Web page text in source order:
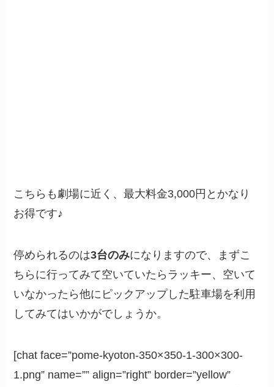
こちらも劇場に近く、最大料金3,000円とかなり
お得です♪
停められるのは3台のみになりますので、まずこ
ちらに行ってみて空いていたらラッキー、空いて
いなかったら他にピックアップした駐車場を利用
してみてはいかがでしょうか。
[chat face=”pome-kyoton-350×350-1-300×300-
1.png” name=”” align=”right” border=”yellow”